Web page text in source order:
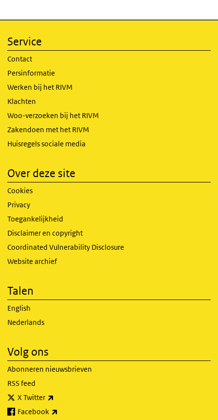
Service
Contact
Persinformatie
Werken bij het RIVM
Klachten
Woo-verzoeken bij het RIVM
Zakendoen met het RIVM
Huisregels sociale media
Over deze site
Cookies
Privacy
Toegankelijkheid
Disclaimer en copyright
Coordinated Vulnerability Disclosure
Website archief
Talen
English
Nederlands
Volg ons
Abonneren nieuwsbrieven
RSS feed
X Twitter
Facebook